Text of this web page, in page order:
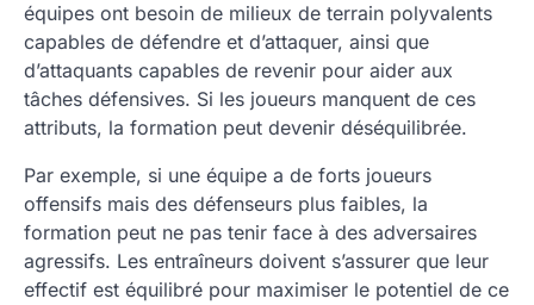
équipes ont besoin de milieux de terrain polyvalents
capables de défendre et d’attaquer, ainsi que
d’attaquants capables de revenir pour aider aux
tâches défensives. Si les joueurs manquent de ces
attributs, la formation peut devenir déséquilibrée.
Par exemple, si une équipe a de forts joueurs
offensifs mais des défenseurs plus faibles, la
formation peut ne pas tenir face à des adversaires
agressifs. Les entraîneurs doivent s’assurer que leur
effectif est équilibré pour maximiser le potentiel de ce